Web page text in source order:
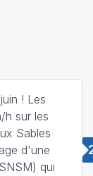
! Les
h sur les
Sables
d'une
qui